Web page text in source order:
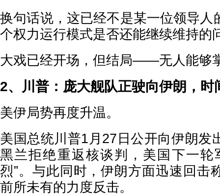
换句话说，这已经不是某一位领导人
个权力运行模式是否还能继续维持的
大戏已经开场，但结局——无人能够
2、川普：庞大舰队正驶向伊朗，
美伊局势再度升温。
美国总统川普1月27日公开向伊朗发
黑兰拒绝重返核谈判，美国下一轮
烈”。与此同时，伊朗方面迅速回击
前所未有的力度反击。